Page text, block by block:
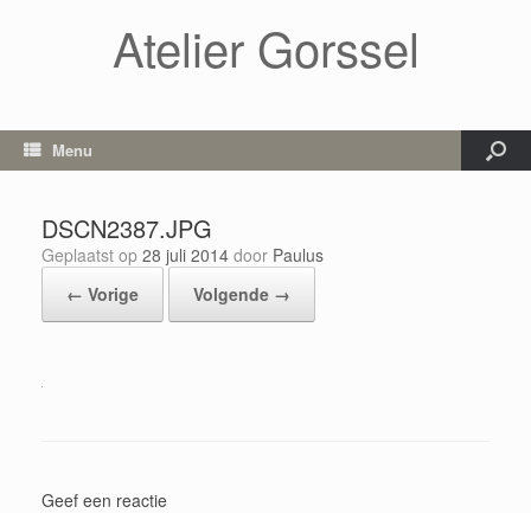
Atelier Gorssel
Menu
DSCN2387.JPG
Geplaatst op 28 juli 2014 door Paulus
← Vorige
Volgende →
Geef een reactie